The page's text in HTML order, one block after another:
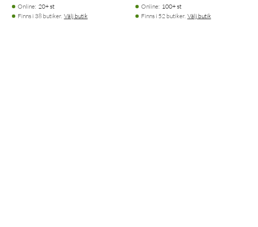
Online: 20+ st
Finns i 38 butiker. Välj butik
Online: 100+ st
Finns i 52 butiker. Välj butik